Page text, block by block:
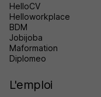
HelloCV
Helloworkplace
BDM
Jobijoba
Maformation
Diplomeo
L'emploi